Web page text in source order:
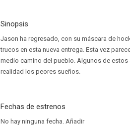
Sinopsis
Jason ha regresado, con su máscara de
trucos en esta nueva entrega. Esta vez
medio camino del pueblo. Algunos de estos
realidad los peores sueños.
Fechas de estrenos
No hay ninguna fecha. Añadir